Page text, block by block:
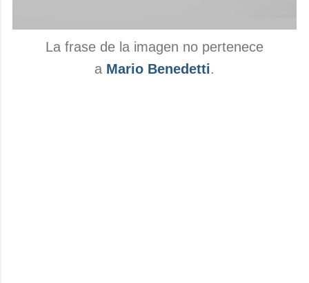
La frase de la imagen no pertenece
a Mario Benedetti.